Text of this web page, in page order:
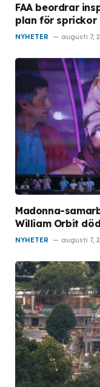
FAA beordrar
plan för sprickor
NYHETER augusti 7,
Madonna-
William Orbit
NYHETER augusti 7,